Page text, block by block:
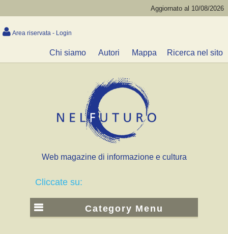
Aggiornato al 10/08/2026
Area riservata - Login
Chi siamo Autori Mappa Ricerca nel sito
Web magazine di informazione e cultura
Cliccate su:
Category Menu